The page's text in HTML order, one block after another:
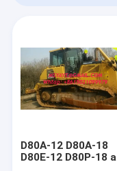
D80A-12 D80A-18
D80E-12 D80P-18 a